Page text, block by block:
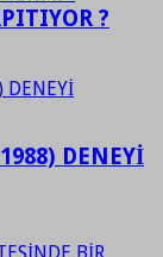
?
DENEYİ